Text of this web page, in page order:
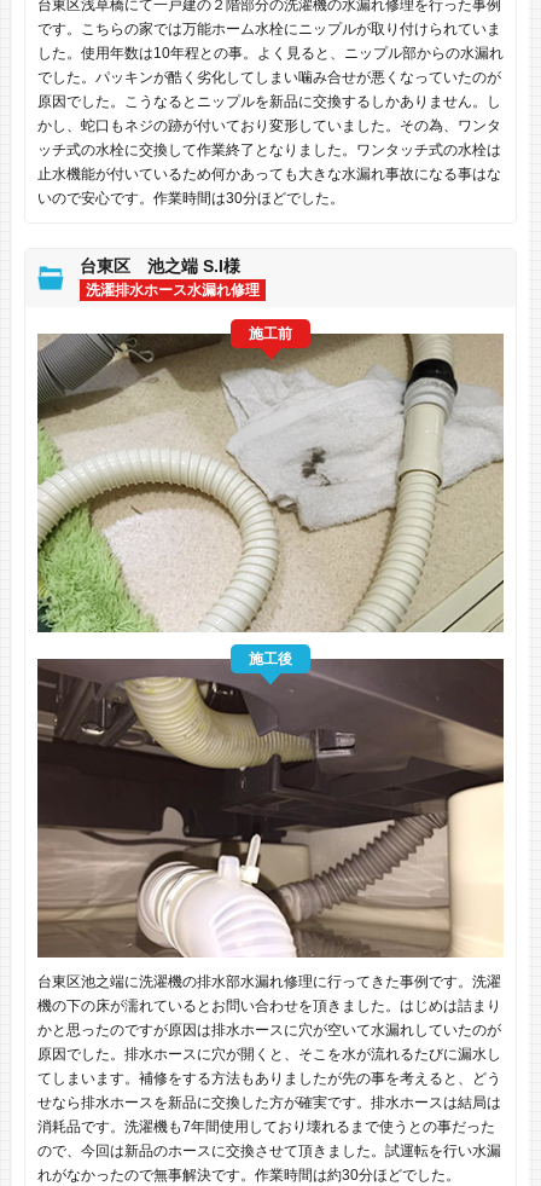
台東区浅草橋にて一戸建の２階部分の洗濯機の水漏れ修理を行った事例
です。こちらの家では万能ホーム水栓にニップルが取り付けられていま
した。使用年数は10年程との事。よく見ると、ニップル部からの水漏れ
でした。パッキンが酷く劣化してしまい噛み合せが悪くなっていたのが
原因でした。こうなるとニップルを新品に交換するしかありません。し
かし、蛇口もネジの跡が付いており変形していました。その為、ワンタ
ッチ式の水栓に交換して作業終了となりました。ワンタッチ式の水栓は
止水機能が付いているため何かあっても大きな水漏れ事故になる事はな
いので安心です。作業時間は30分ほどでした。
台東区 池之端 S.I様
洗濯排水ホース水漏れ修理
施工前
施工後
台東区池之端に洗濯機の排水部水漏れ修理に行ってきた事例です。洗濯
機の下の床が濡れているとお問い合わせを頂きました。はじめは詰まり
かと思ったのですが原因は排水ホースに穴が空いて水漏れしていたのが
原因でした。排水ホースに穴が開くと、そこを水が流れるたびに漏水し
てしまいます。補修をする方法もありましたが先の事を考えると、どう
せなら排水ホースを新品に交換した方が確実です。排水ホースは結局は
消耗品です。洗濯機も7年間使用しており壊れるまで使うとの事だった
ので、今回は新品のホースに交換させて頂きました。試運転を行い水漏
れがなかったので無事解決です。作業時間は約30分ほどでした。